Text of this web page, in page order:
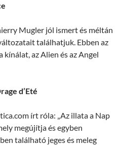
Mugler jól ismert és méltán
találhatjuk. Ebben az
kínálat, az Alien és az Angel
d’Eté
írt róla: „Az illata a Nap
megújítja és egyben
található jeges és meleg